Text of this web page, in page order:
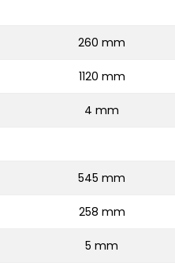
260 mm
1120 mm
4 mm
545 mm
258 mm
5 mm